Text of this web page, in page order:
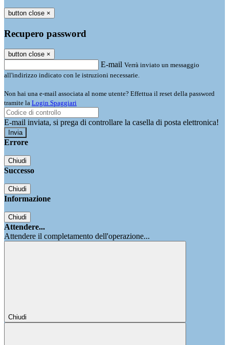
button close ×
Recupero password
button close ×
E-mail Verrà inviato un messaggio
all'indirizzo indicato con le istruzioni necessarie.
Non hai una e-mail associata al nome utente? Effettua il reset della password
tramite la Login Spaggiari
E-mail inviata, si prega di controllare la casella di posta elettronica!
Errore
Chiudi
Successo
Chiudi
Informazione
Chiudi
Attendere...
Attendere il completamento dell'operazione...
Chiudi